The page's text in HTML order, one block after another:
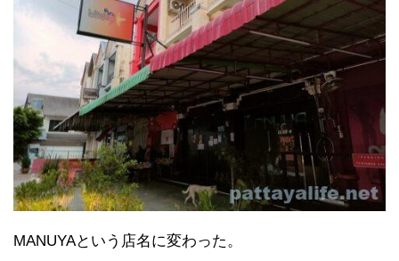
MANUYAという店名に変わった。